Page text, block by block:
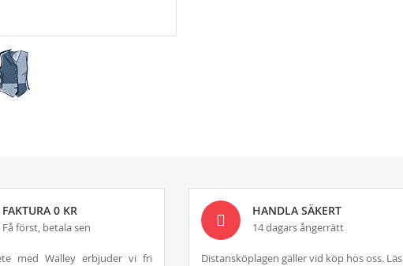
FAKTURA 0 KR
Få först, betala sen
med Walley erbjuder vi fri
HANDLA SÄKERT
14 dagars ångerrätt
Distansköplagen gäller vid köp hos oss. Läs